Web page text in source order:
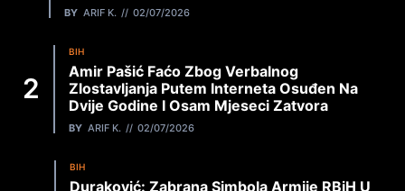
BY ARIF K. 02/07/2026
BIH
Amir Pašić Faćo Zbog Verbalnog
Zlostavljanja Putem Interneta Osuđen Na
Dvije Godine I Osam Mjeseci Zatvora
BY ARIF K. 02/07/2026
BIH
Duraković: Zabrana Simbola Armije RBiH U